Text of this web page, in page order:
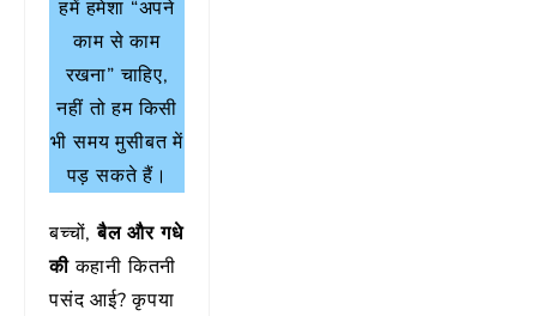
हमें हमेशा “अपने
काम से काम
रखना” चाहिए,
नहीं तो हम किसी
भी समय मुसीबत में
पड़ सकते हैं।
बच्चों,बैल और गधे
कीकहानी कितनी
पसंद आई? कृपया